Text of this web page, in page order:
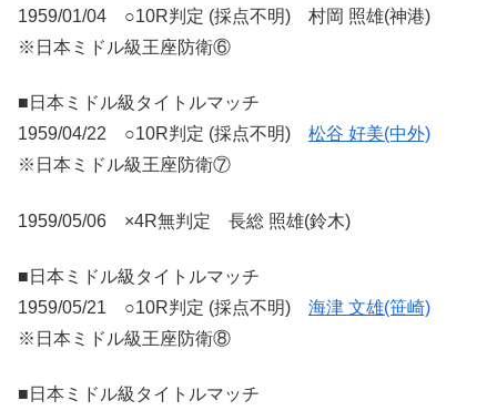
1959/01/04 ○10R判定 (採点不明) 村岡 照雄(神港)
※日本ミドル級王座防衛⑥
■日本ミドル級タイトルマッチ
1959/04/22 ○10R判定 (採点不明) 松谷 好美(中外)
※日本ミドル級王座防衛⑦
1959/05/06 ×4R無判定 長総 照雄(鈴木)
■日本ミドル級タイトルマッチ
1959/05/21 ○10R判定 (採点不明) 海津 文雄(笹崎)
※日本ミドル級王座防衛⑧
■日本ミドル級タイトルマッチ